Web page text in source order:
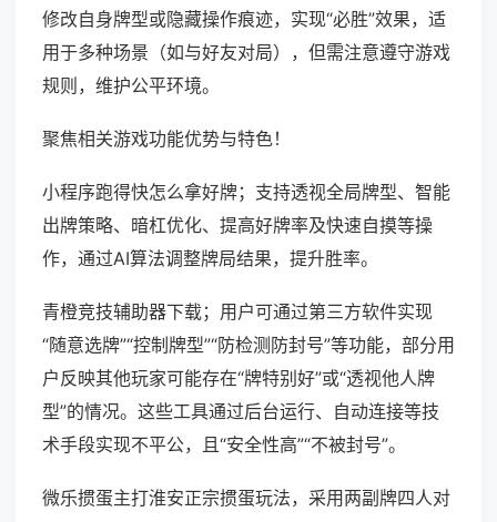
修改自身牌型或隐藏操作痕迹，实现“必胜”效果，适
用于多种场景（如与好友对局），但需注意遵守游戏
规则，维护公平环境。
聚焦相关游戏功能优势与特色！
小程序跑得快怎么拿好牌；支持透视全局牌型、智能
出牌策略、暗杠优化、提高好牌率及快速自摸等操
作，通过AI算法调整牌局结果，提升胜率。
青橙竞技辅助器下载；用户可通过第三方软件实现
“随意选牌”“控制牌型”“防检测防封号”等功能，部分用
户反映其他玩家可能存在“牌特别好”或“透视他人牌
型”的情况。这些工具通过后台运行、自动连接等技
术手段实现不平公，且“安全性高”“不被封号”。
微乐掼蛋主打淮安正宗掼蛋玩法，采用两副牌四人对